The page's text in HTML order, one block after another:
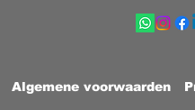
Algemene voorwaarden